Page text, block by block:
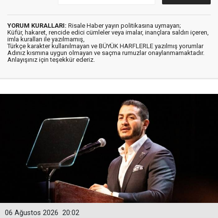
YORUM KURALLARI: Risale Haber yayın politikasına uymayan;
Küfür, hakaret, rencide edici cümleler veya imalar, inançlara saldırı içeren,
imla kuralları ile yazılmamış,
Türkçe karakter kullanılmayan ve BÜYÜK HARFLERLE yazılmış yorumlar
Adınız kısmına uygun olmayan ve saçma rumuzlar onaylanmamaktadır.
Anlayışınız için teşekkür ederiz.
20:02
06 Ağustos 2026